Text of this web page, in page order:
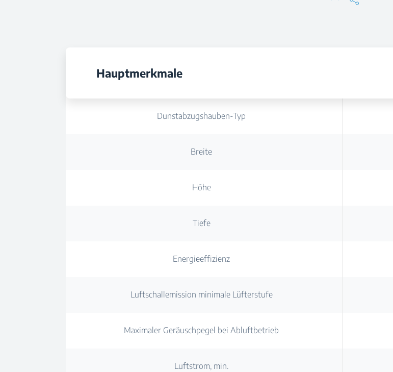
Hauptmerkmale
Dunstabzugshauben-Typ
Breite
Höhe
Tiefe
Energieeffizienz
Luftschallemission minimale Lüfterstufe
Maximaler Geräuschpegel bei Abluftbetrieb
Luftstrom, min.